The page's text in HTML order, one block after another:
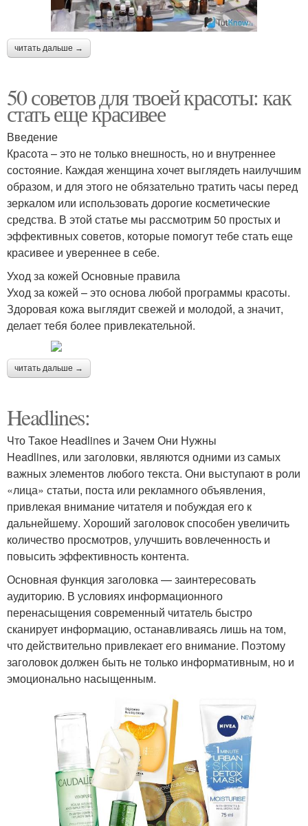
читать дальше →
50 советов для твоей красоты: как
стать еще красивее
Введение
Красота – это не только внешность, но и внутреннее
состояние. Каждая женщина хочет выглядеть наилучшим
образом, и для этого не обязательно тратить часы перед
зеркалом или использовать дорогие косметические
средства. В этой статье мы рассмотрим 50 простых и
эффективных советов, которые помогут тебе стать еще
красивее и увереннее в себе.
Уход за кожей Основные правила
Уход за кожей – это основа любой программы красоты.
Здоровая кожа выглядит свежей и молодой, а значит,
делает тебя более привлекательной.
читать дальше →
Headlines:
Что Такое Headlines и Зачем Они Нужны
Headlines, или заголовки, являются одними из самых
важных элементов любого текста. Они выступают в роли
«лица» статьи, поста или рекламного объявления,
привлекая внимание читателя и побуждая его к
дальнейшему. Хороший заголовок способен увеличить
количество просмотров, улучшить вовлеченность и
повысить эффективность контента.
Основная функция заголовка — заинтересовать
аудиторию. В условиях информационного
перенасыщения современный читатель быстро
сканирует информацию, останавливаясь лишь на том,
что действительно привлекает его внимание. Поэтому
заголовок должен быть не только информативным, но и
эмоционально насыщенным.